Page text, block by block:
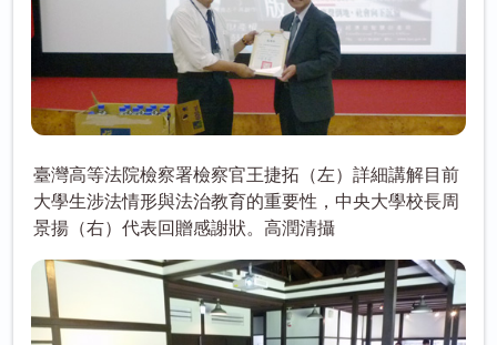
臺灣高等法院檢察署檢察官王捷拓（左）詳細講解目前
大學生涉法情形與法治教育的重要性，中央大學校長周
景揚（右）代表回贈感謝狀。高潤清攝